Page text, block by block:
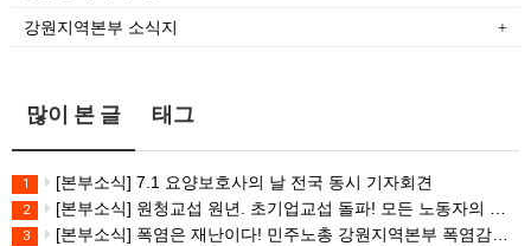
강원지역본부 소식지
많이 본 글 태그
1 [본부소식] 7.1 요양보호사의 날 전국 동시 기자회견
2 [본부소식] 원청교섭 원년. 초기업교섭 돌파! 모든 노동자의 노동기본권 쟁취! 민주노총 7.15 총파업대회
3 [본부소식] 폭염은 재난이다! 민주노총 강원지역본부 폭염감시단 선포 기자회견